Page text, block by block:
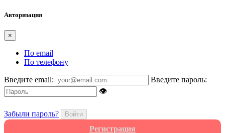
Авторизация
×
По email
По телефону
Введите email:
Введите пароль:
👁
Забыли пароль? Войти
Регистрация